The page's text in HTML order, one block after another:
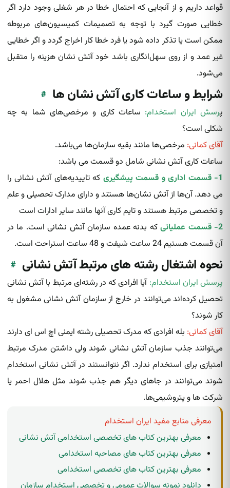
قواعد داریم و از آنجایی که احتمال خطا در هر شغلی وجود دارد اگر
خطایی صورت گیرد با توجه به تصمیمات کمیسیون‌های مربوطه‌
ممکن است یا تذکر داده‌ شود یا فرد خطا کار اخراج گردد و اگر خطایی
غیر عمد و از روی سهل‌انگاری باشد خود آتش‌ نشان‌ هزینه را متقبل
می‌شود.
شرایط و ساعات کاری آتش نشان ها #
پرسش ایران استخدام: ساعات کاری و مرخصی‌های شما به چه
شکلی است؟
آقای کمانی: مرخصی‌ها مانند بقیه سازمان‌ها می‌باشد.
ساعات کاری آتش‌ نشانی‌ شامل دو قسمت می باشد:
1- قسمت اداری و قسمت پیشگیری
که تاییدیه‌های آتش‌ نشانی‌ را
می دهد. آن‌ها از آتش‌‌ نشان‌ها هستند و دارای مدارک تحصیلی و علم
و تخصصی مرتبط هستند و تایم کاری آنها مانند سایر ادارات است
2- قسمت عملیاتی
که بدنه عمده سازمان آتش‌ نشانی‌ است. ما در
آن قسمت هستیم 24 ساعت شیفت و 48 ساعت استراحت است.
نحوه اشتغال رشته های مرتبط آتش نشانی #
پرسش ایران استخدام: آیا افرادی که در رشته‌ای مرتبط با آتش‌ نشانی‌
تحصیل کرده‌‌اند می‌توانند در خارج از سازمان آتش‌ نشانی‌ مشغول به
کار شوند؟
آقای کمانی: بله افرادی که مدرک تحصیلی رشته ایمنی اچ اس ای دارند
می‌توانند جذب سازمان آتش‌‌ نشانی شوند ولی داشتن مدرک مرتبط
امتیازی برای استخدام ندارد. اگر نتوانستند در آتش‌ نشانی‌ استخدام
شوند می‌توانند در جاهای دیگر هم جذب شوند مثل هلال احمر یا
شرکت ها و پتروشیمی‌ها.
معرفی منابع مفید ایران استخدام
معرفی بهترین کتاب های تخصصی استخدامی آتش نشانی
معرفی بهترین کتاب های مصاحبه استخدامی
معرفی بهترین کتاب های تخصصی استخدامی